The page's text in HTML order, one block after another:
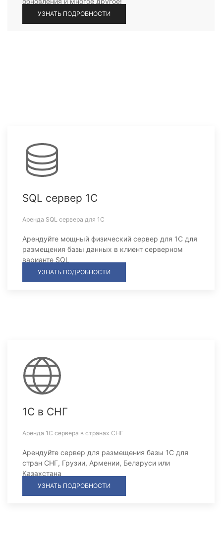
УЗНАТЬ ПОДРОБНОСТИ
SQL сервер 1С
Аренда SQL сервера для 1С
Арендуйте мощный физический сервер для 1С для
размещения базы данных в клиент серверном
варианте SQL
УЗНАТЬ ПОДРОБНОСТИ
1С в СНГ
Аренда 1С сервера в странах СНГ
Арендуйте сервер для размещения базы 1С для
стран СНГ, Грузии, Армении, Беларуси или
Казахстана
УЗНАТЬ ПОДРОБНОСТИ